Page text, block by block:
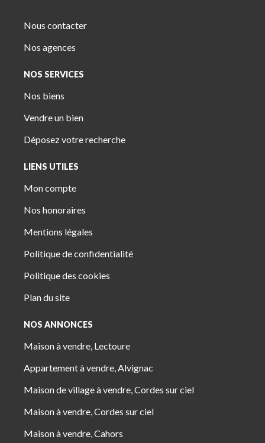
Nous contacter
Nos agences
NOS SERVICES
Nos biens
Vendre un bien
Déposez votre recherche
LIENS UTILES
Mon compte
Nos honoraires
Mentions légales
Politique de confidentialité
Politique des cookies
Plan du site
NOS ANNONCES
Maison à vendre, Lectoure
Appartement à vendre, Alvignac
Maison de village à vendre, Cordes sur ciel
Maison à vendre, Cordes sur ciel
Maison à vendre, Cahors